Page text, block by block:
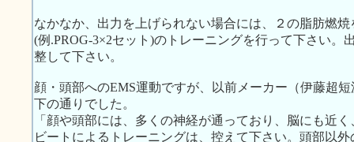
なかなか、出力を上げられない場合には、２の脂肪燃
(例.PROG-3×2セット)のトレーニングを行って下さい。
整して下さい。
顔・頭部へのEMS運動ですが、以前メーカー（伊藤超
下の通りでした。
「顔や頭部には、多くの神経が通っており、脳にも近
ビートによるトレーニングは、控えて下さい。頭部以